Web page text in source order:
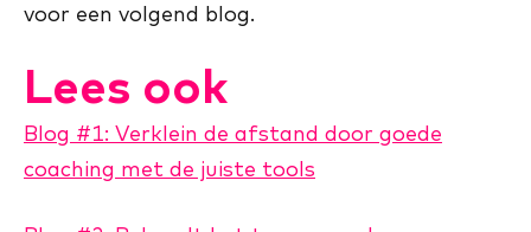
voor een volgend blog.
Lees ook
Blog #1: Verklein de afstand door goede
coaching met de juiste tools